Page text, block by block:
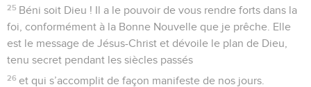
25 Béni soit Dieu ! Il a le pouvoir de vous rendre forts dans la
foi, conformément à la Bonne Nouvelle que je prêche. Elle
est le message de Jésus-Christ et dévoile le plan de Dieu,
tenu secret pendant les siècles passés
26 et qui s’accomplit de façon manifeste de nos jours.